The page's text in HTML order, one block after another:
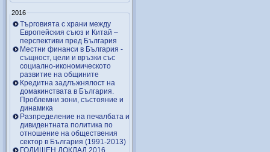
2016
Търговията с храни между
Европейския съюз и Китай –
перспективи пред България
Местни финанси в България -
същност, цели и връзки със
социално-икономическото
развитие на общините
Кредитна задлъжнялост на
домакинствата в България.
Проблемни зони, състояние и
динамика
Разпределение на печалбата и
дивидентната политика по
отношение на обществения
сектор в България (1991-2013)
ГОДИШЕН ДОКЛАД 2016